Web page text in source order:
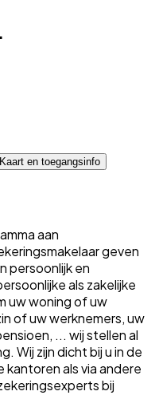
Kaart en toegangsinfo
aan
geven
persoonlijk en
als zakelijke
uw woning of uw
of uw werknemers, uw
... wij stellen al
Wij zijn dicht bij u in de
kantoren als via andere
bij